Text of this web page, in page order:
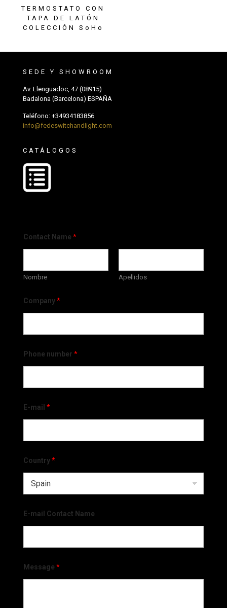
TERMOSTATO CON
TAPA DE LATÓN
COLECCIÓN SoHo
SEDE Y SHOWROOM
Av. Llenguadoc, 47 (08915)
Badalona (Barcelona) ESPAÑA
Teléfono: +34934183856
info@fedeswitchandlight.com
CATÁLOGOS
Contact Name *
Nombre Apellidos
Company*
Phone number *
E-mail *
Country*
E-mail Contact Name
Message *